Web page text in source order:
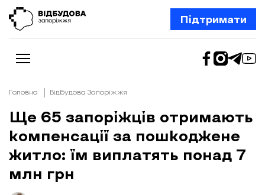
Підтримати
Новини
Відбудова Запоріжжя
Ексклюзив
Шлях додому
Головна Відбудова Запоріжжя
Ще 65 запоріжців отримають
компенсації за пошкоджене
житло: їм виплатять понад 7
млн грн